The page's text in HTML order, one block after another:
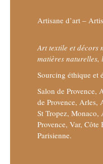
Artisane d’art –
Art textile et décors
matières naturelles,
Sourcing éthique et
Salon de Provence,
de Provence, Arles,
St Tropez, Monaco,
Provence, Var,
Parisienne.